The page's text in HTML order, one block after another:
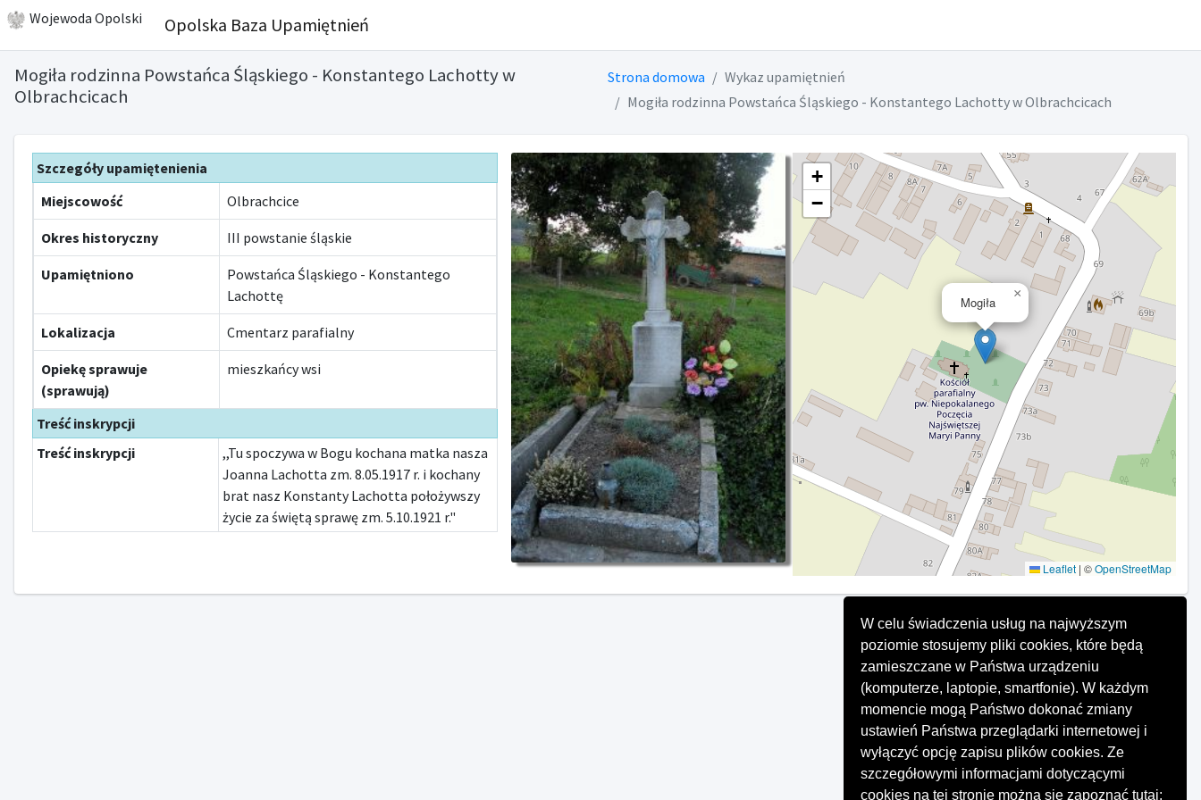
W celu świadczenia usług na najwyższym
poziomie stosujemy pliki cookies, które będą
zamieszczane w Państwa urządzeniu
(komputerze, laptopie, smartfonie). W każdym
momencie mogą Państwo dokonać zmiany
ustawień Państwa przeglądarki internetowej i
wyłączyć opcję zapisu plików cookies. Ze
szczegółowymi informacjami dotyczącymi
cookies na tej stronie można się zapoznać tutaj:
Wojewoda Opolski Opolska Baza Upamiętnień
Mogiła rodzinna Powstańca Śląskiego - Konstantego Lachotty w
Olbrachcicach
Strona domowa
Wykaz upamiętnień
Mogiła rodzinna Powstańca Śląskiego - Konstantego Lachotty w Olbrachcicach
Szczegóły upamiętenienia
Miejscowość
Olbrachcice
Okres historyczny III powstanie śląskie
Upamiętniono
Powstańca Śląskiego - Konstantego
Lachottę
Lokalizacja Cmentarz parafialny
Opiekę sprawuje
(sprawują)
mieszkańcy wsi
Treść inskrypcji
Treść inskrypcji
,,Tu spoczywa w Bogu kochana matka nasza
Joanna Lachotta zm. 8.05.1917 r. i kochany
brat nasz Konstanty Lachotta położywszy
życie za świętą sprawę zm. 5.10.1921 r."
Mogiła
×
+
−
Leaflet | ©OpenStreetMap